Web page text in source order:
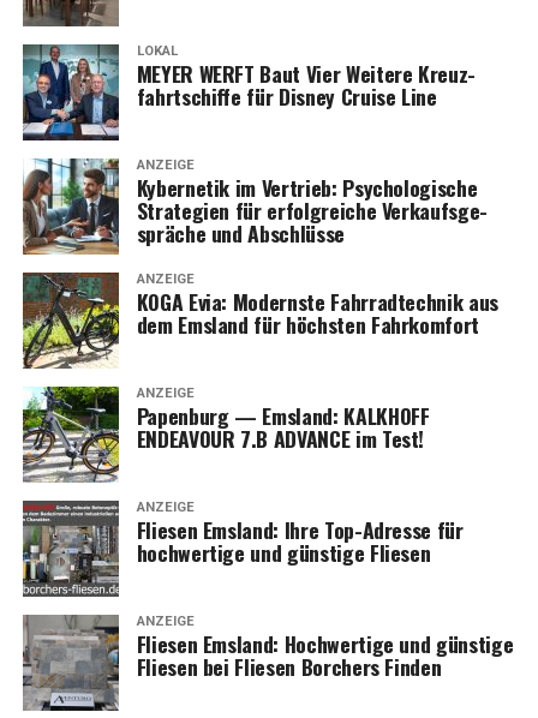
LOKAL
MEYER WERFT Baut Vier Wei­te­re Kreuz­
fahrt­schif­fe für Dis­ney Crui­se Line
ANZEIGE
Kyber­ne­tik im Ver­trieb: Psy­cho­lo­gi­sche
Stra­te­gien für erfolg­rei­che Ver­kaufs­ge­
sprä­che und Abschlüsse
ANZEIGE
KOGA Evia: Moderns­te Fahr­rad­tech­nik aus
dem Ems­land für höchs­ten Fahrkomfort
ANZEIGE
Papen­burg — Ems­land: KALKHOFF
ENDEAVOUR 7.B ADVANCE im Test!
ANZEIGE
Flie­sen Ems­land: Ihre Top-Adres­se für
hoch­wer­ti­ge und güns­ti­ge Fliesen
ANZEIGE
Flie­sen Ems­land: Hoch­wer­ti­ge und güns­ti­ge
Flie­sen bei Flie­sen Bor­chers Finden